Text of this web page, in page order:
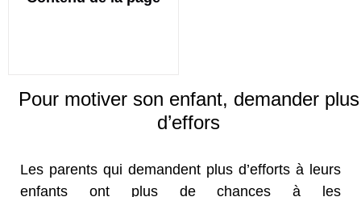
Pour motiver son enfant, demander plus
d’effors
Les parents qui demandent plus d’efforts à leurs
enfants ont plus de chances à les